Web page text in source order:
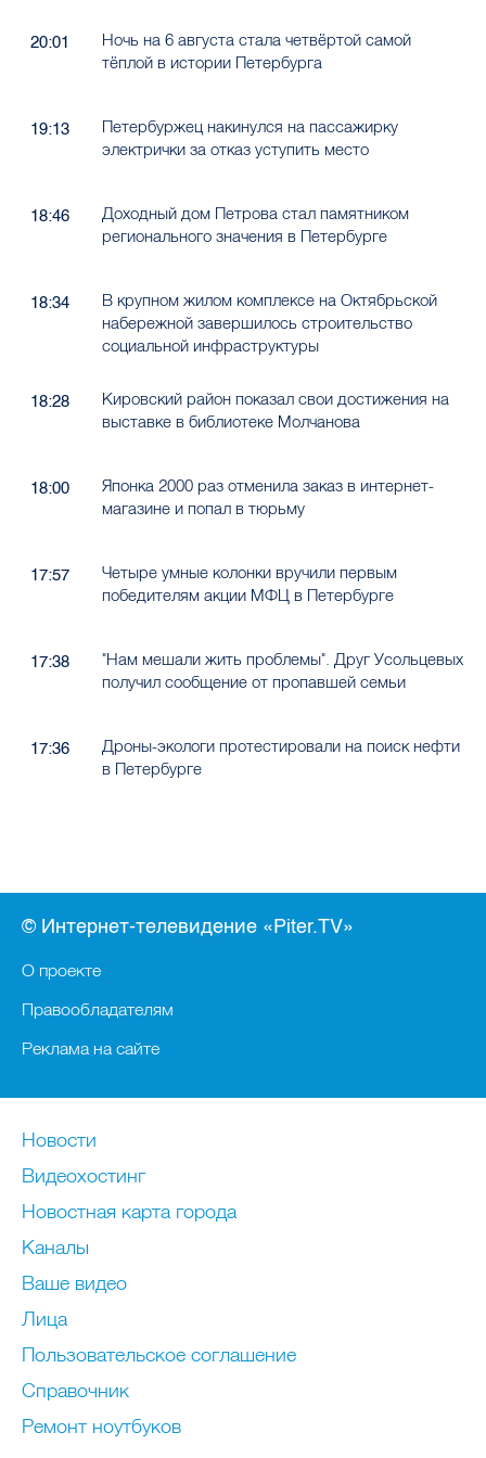
20:01
Ночь на 6 августа стала четвёртой самой
тёплой в истории Петербурга
19:13
Петербуржец накинулся на пассажирку
электрички за отказ уступить место
18:46
Доходный дом Петрова стал памятником
регионального значения в Петербурге
18:34
В крупном жилом комплексе на Октябрьской
набережной завершилось строительство
социальной инфраструктуры
18:28
Кировский район показал свои достижения на
выставке в библиотеке Молчанова
18:00
Японка 2000 раз отменила заказ в интернет-
магазине и попал в тюрьму
17:57
Четыре умные колонки вручили первым
победителям акции МФЦ в Петербурге
17:38
"Нам мешали жить проблемы". Друг Усольцевых
получил сообщение от пропавшей семьи
17:36
Дроны-экологи протестировали на поиск нефти
в Петербурге
© Интернет-телевидение «Piter.TV»
О проекте
Правообладателям
Реклама на сайте
Новости
Видеохостинг
Новостная карта города
Каналы
Ваше видео
Лица
Пользовательское соглашение
Справочник
Ремонт нoутбуков